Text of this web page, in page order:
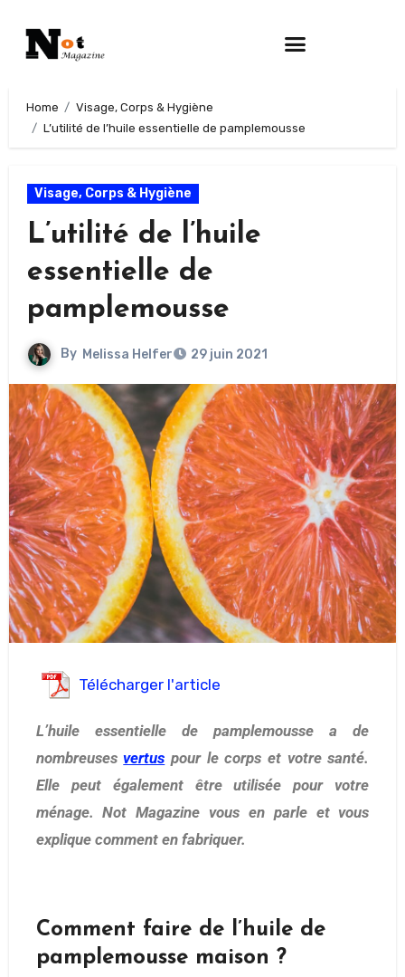
Home
Visage, Corps & Hygiène
L’utilité de l’huile essentielle de pamplemousse
Visage, Corps & Hygiène
L’utilité de l’huile
essentielle de
pamplemousse
By Melissa Helfer 29 juin 2021
Télécharger l'article
L’huile essentielle de pamplemousse a de
nombreusesvertus pour le corps et votre santé.
Elle peut également être utilisée pour votre
ménage. Not Magazine vous en parle et vous
explique comment en fabriquer.
Comment faire de l’huile de
pamplemousse maison ?